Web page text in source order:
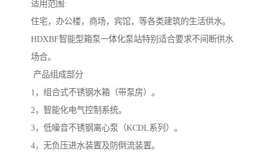
适用范围:
住宅，办公楼，商场，宾馆，等各类建筑的生活供水。
HDXBF智能型箱泵一体化泵站特别适合要求不间断供水
场合。
产品组成部分
1，组合式不锈钢水箱（带泵房）。
2，智能化电气控制系统。
3，低噪音不锈钢离心泵（KCDL系列）。
4，无负压进水装置及防倒流装置。